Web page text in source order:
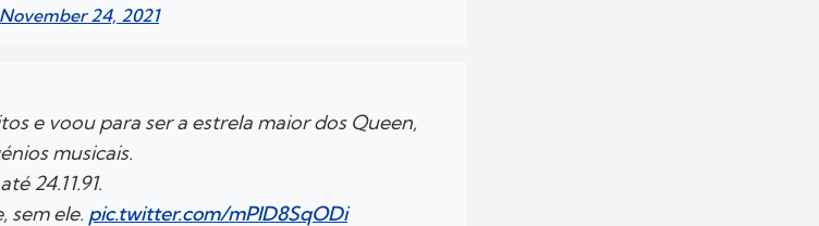
November 24, 2021
e voou para ser a estrela maior dos Queen,
musicais.
24.11.91.
sem ele. pic.twitter.com/mPlD8SqODi